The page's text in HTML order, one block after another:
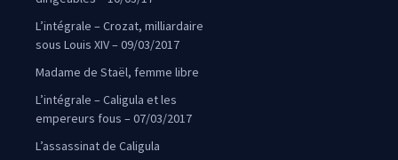
L’intégrale – Crozat, milliardaire
sous Louis XIV – 09/03/2017
Madame de Staël, femme libre
L’intégrale – Caligula et les
empereurs fous – 07/03/2017
L’assassinat de Caligula